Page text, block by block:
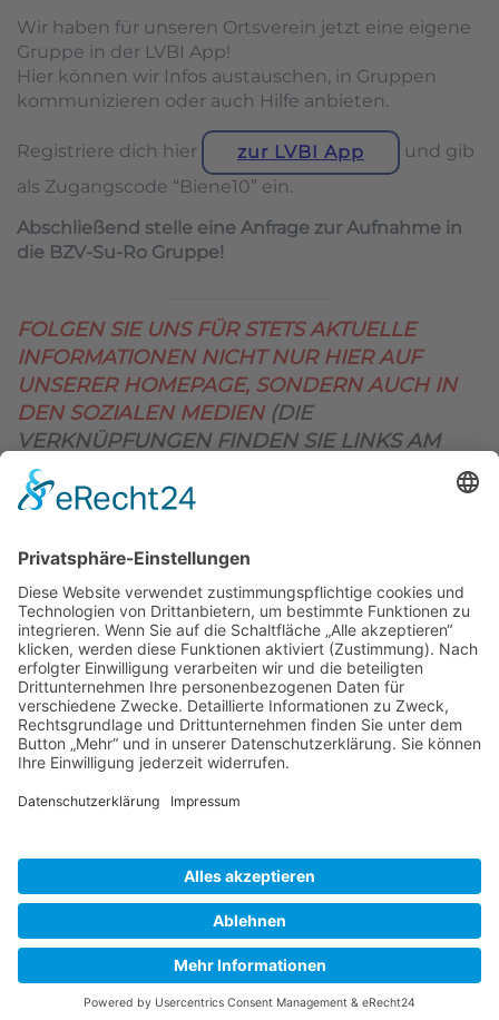
Wir haben für unseren Ortsverein jetzt eine eigene
Gruppe in der LVBI App!
Hier können wir Infos austauschen, in Gruppen
kommunizieren oder auch Hilfe anbieten.
Registriere dich hier zur LVBI App
und gib
als Zugangscode “Biene10” ein.
Abschließend stelle eine Anfrage zur Aufnahme in
die BZV-Su-Ro Gruppe!
FOLGEN SIE UNS FÜR STETS AKTUELLE
INFORMATIONEN NICHT NUR HIER AUF
UNSERER HOMEPAGE, SONDERN AUCH IN
DEN SOZIALEN MEDIEN (DIE
VERKNÜPFUNGEN FINDEN SIE LINKS AM
OBEREN SEITENRAND)
BIENENZUCHTVEREIN SULZBACH-ROSENBERG
1871 E.V.
1. Vorsitzender
Matthias Bohmann
Siebeneichen 13
92237 Sulzbach-Rosenberg
E-Mail: vorstand@bienenzuchtverein-sulzbach-
Copyright © Bienenzuchtverein
Sulzbach-Rosenberg 1871 e.V.
Kontakt|Impressum|Datenschutzerklärung|
Cookie-Einstellungen